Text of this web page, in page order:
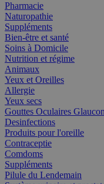
Pharmacie
Naturopathie
Suppléments
Bien-être et santé
Soins à Domicile
Nutrition et régime
Animaux
Yeux et Oreilles
Allergie
Yeux secs
Gouttes Oculaires
Desinfections
Produits pour l'oreille
Contraceptie
Comdoms
Suppléments
Pilule du Lendemain